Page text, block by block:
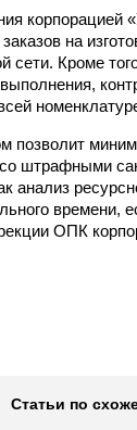
корпорацией
на
сети. Кроме
позволит
со штрафными
анализ
времени,
ОПК
Статьи по